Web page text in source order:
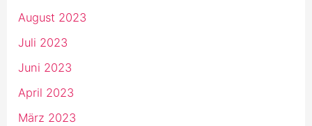
August 2023
Juli 2023
Juni 2023
April 2023
März 2023